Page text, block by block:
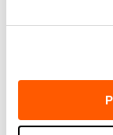
Pasaporte
Esta jornada se